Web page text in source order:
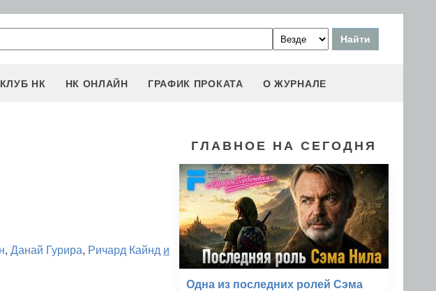
НК НК ОНЛАЙН ГРАФИК ПРОКАТА О ЖУРНАЛЕ
, Данай Гурира, Ричард Кайнд и
ГЛАВНОЕ НА СЕГОДНЯ
Одна из последних ролей Сэма